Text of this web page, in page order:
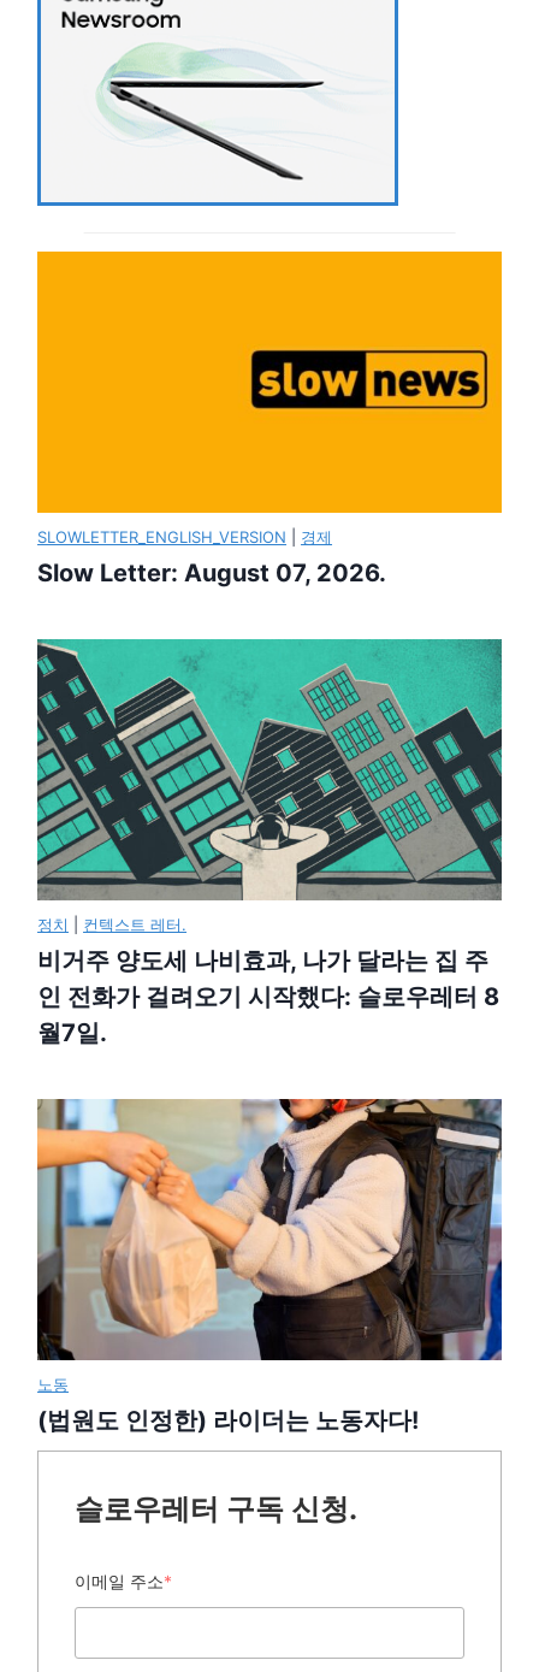
SLOWLETTER_ENGLISH_VERSION 경제
Slow Letter: August 07, 2026.
정치 컨텍스트 레터.
비거주 양도세 나비효과, 나가 달라는 집 주
인 전화가 걸려오기 시작했다: 슬로우레터 8
월7일.
노동
(법원도 인정한) 라이더는 노동자다!
슬로우레터 구독 신청.
이메일 주소*